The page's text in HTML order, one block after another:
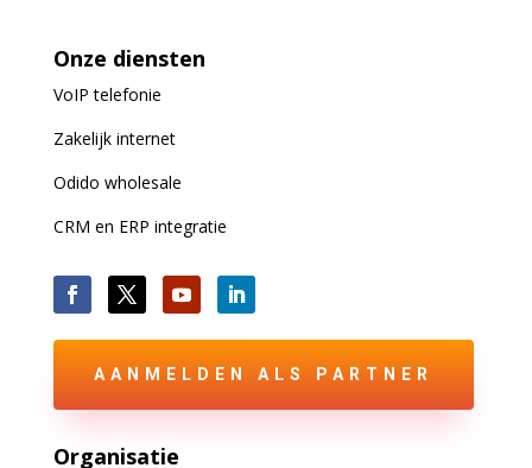
Onze diensten
VoIPtelefonie
Zakelijk internet
Odido wholesale
CRM en ERP integratie
AANMELDEN ALS PARTNER
Organisatie